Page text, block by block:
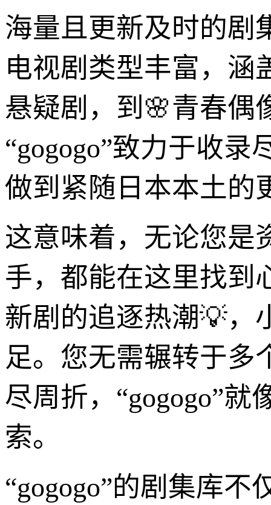
海量且更新及时的剧
电视剧类型丰富，涵
悬疑剧，到🌸青春偶
“gogogo”致力于收
做到紧随日本本土的
这意味着，无论您是
手，都能在这里找到
新剧的追逐热潮💡，
足。您无需辗转于多
尽周折，“gogogo”
索。
“gogogo”的剧集库